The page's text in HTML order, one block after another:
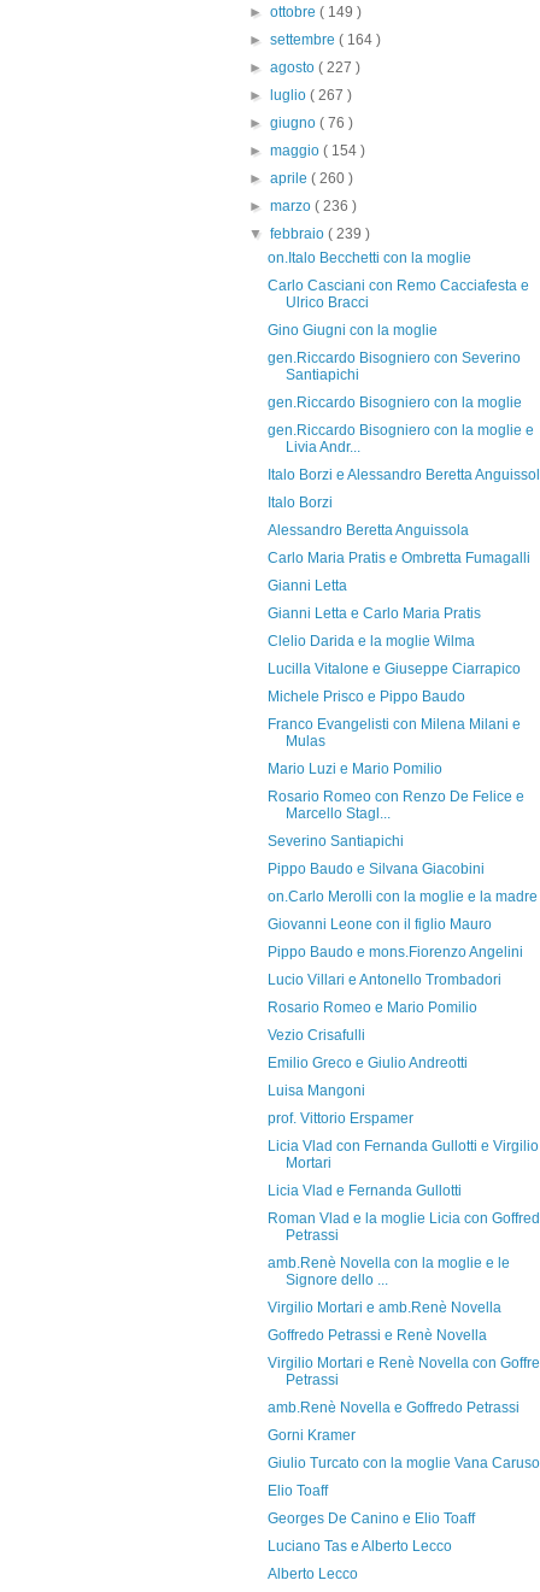
►ottobre( 149 )
►settembre( 164 )
►agosto( 227 )
►
luglio( 267 )
►giugno( 76 )
►maggio( 154 )
►aprile( 260 )
►marzo( 236 )
▼febbraio( 239 )
on.Italo Becchetti con la moglie
Carlo Casciani con Remo Cacciafesta e
Ulrico Bracci
Gino Giugni con la moglie
gen.Riccardo Bisogniero con Severino
Santiapichi
gen.Riccardo Bisogniero con la moglie
gen.Riccardo Bisogniero con la moglie e
Livia Andr...
Italo Borzi e Alessandro Beretta
Italo Borzi
Alessandro Beretta Anguissola
Carlo Maria Pratis e Ombretta Fumagalli
Gianni Letta
Gianni Letta e Carlo Maria Pratis
Clelio Darida e la moglie Wilma
Lucilla Vitalone e Giuseppe Ciarrapico
Michele Prisco e Pippo Baudo
Franco Evangelisti con Milena Milani e
Mulas
Mario Luzi e Mario Pomilio
Rosario Romeo con Renzo De Felice e
Marcello Stagl...
Severino Santiapichi
Pippo Baudo e Silvana Giacobini
on.Carlo Merolli con la moglie e la madre
Giovanni Leone con il figlio Mauro
Pippo Baudo e mons.Fiorenzo Angelini
Lucio Villari e Antonello Trombadori
Rosario Romeo e Mario Pomilio
Vezio Crisafulli
Emilio Greco e Giulio Andreotti
Luisa Mangoni
prof. Vittorio Erspamer
Licia Vlad con Fernanda Gullotti e Virgilio
Mortari
Licia Vlad e Fernanda Gullotti
Roman Vlad e la moglie Licia con
Petrassi
amb.Renè Novella con la moglie e le
Signore dello ...
Virgilio Mortari e amb.Renè Novella
Goffredo Petrassi e Renè Novella
Virgilio Mortari e Renè Novella con
Petrassi
amb.Renè Novella e Goffredo Petrassi
Gorni Kramer
Giulio Turcato con la moglie Vana Caruso
Elio Toaff
Georges De Canino e Elio Toaff
Luciano Tas e Alberto Lecco
Alberto Lecco